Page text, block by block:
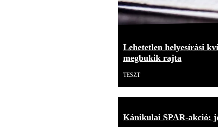
Lehetetlen helyesírási
megbukik rajta
TESZT
Kánikulai SPAR-akció: